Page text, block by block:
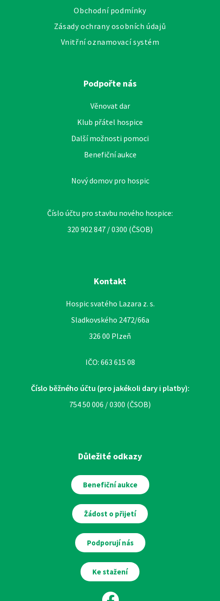
Obchodní podmínky
Zásady ochrany osobních údajů
Vnitřní oznamovací systém
Podpořte nás
Věnovat dar
Klub přátel hospice
Další možnosti pomoci
Benefiční aukce
Nový domov pro hospic
Číslo účtu pro stavbu nového hospice:
320 902 847 / 0300 (ČSOB)
Kontakt
Hospic svatého Lazara z. s.
Sladkovského 2472/66a
326 00 Plzeň
IČO: 663 615 08
Číslo běžného účtu (pro jakékoli dary i platby):
754 50 006 / 0300 (ČSOB)
Důležité odkazy
Benefiční aukce
Žádost o přijetí
Podporují nás
Ke stažení